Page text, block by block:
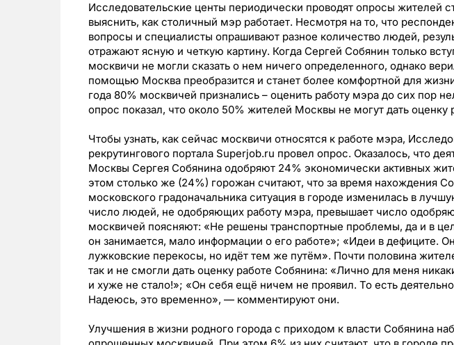
Исследовательские центы периодически проводят опросы жителей
выяснить, как столичный мэр работает. Несмотря на то, что
вопросы и специалисты опрашивают разное количество людей,
отражают ясную и четкую картину. Когда Сергей Собянин только
москвичи не могли сказать о нем ничего определенного, однако
помощью Москва преобразится и станет более комфортной для
года 80% москвичей признались – оценить работу мэра до сих пор
опрос показал, что около 50% жителей Москвы не могут дать оценку
Чтобы узнать, как сейчас москвичи относятся к работе мэра,
рекрутингового портала Superjob.ru провел опрос. Оказалось, что
Москвы Сергея Собянина одобряют 24% экономически активных
этом столько же (24%) горожан считают, что за время нахождения
московского градоначальника ситуация в городе изменилась в
число людей, не одобряющих работу мэра, превышает число
москвичей поясняют: «Не решены транспортные проблемы, да и в
он занимается, мало информации о его работе»; «Идеи в дефиците.
лужковские перекосы, но идёт тем же путём». Почти половина
так и не смогли дать оценку работе Собянина: «Лично для меня
и хуже не стало!»; «Он себя ещё ничем не проявил. То есть
Надеюсь, это временно», — комментируют они.
Улучшения в жизни родного города с приходом к власти Собянина